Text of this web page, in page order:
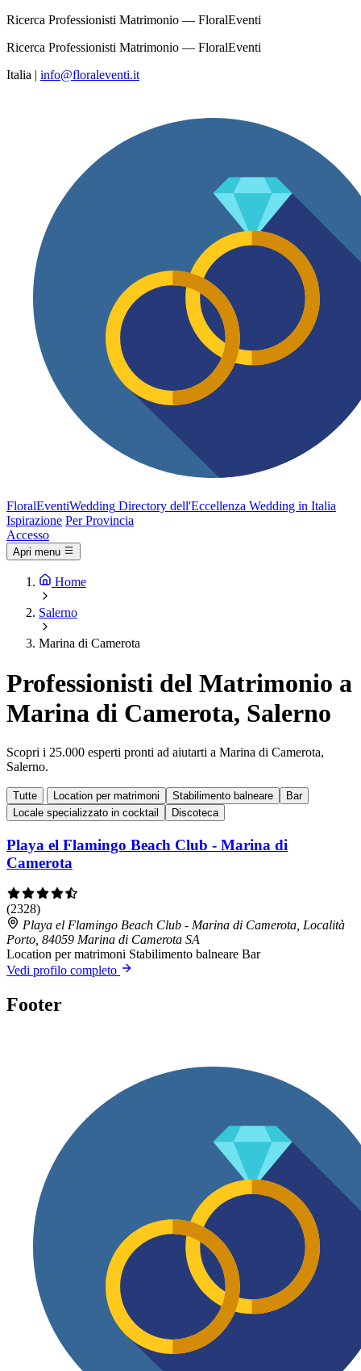
Ricerca Professionisti Matrimonio — FloralEventi
Ricerca Professionisti Matrimonio — FloralEventi
Italia | info@floraleventi.it
FloralEventiWedding Directory dell'Eccellenza Wedding in Italia
Ispirazione Per Provincia
Accesso
Apri menu
Home
Salerno
Marina di Camerota
Professionisti del Matrimonio a
Marina di Camerota, Salerno
Scopri i 25.000 esperti pronti ad aiutarti a Marina di Camerota,
Salerno.
Tutte Location per matrimoni Stabilimento balneare
Bar
Locale specializzato in cocktail
Discoteca
Playa el Flamingo Beach Club - Marina di
Camerota
(2328)
Playa el Flamingo Beach Club - Marina di Camerota, Località
Porto, 84059 Marina di Camerota SA
Location per matrimoni Stabilimento balneare Bar
Vedi profilo completo
Footer